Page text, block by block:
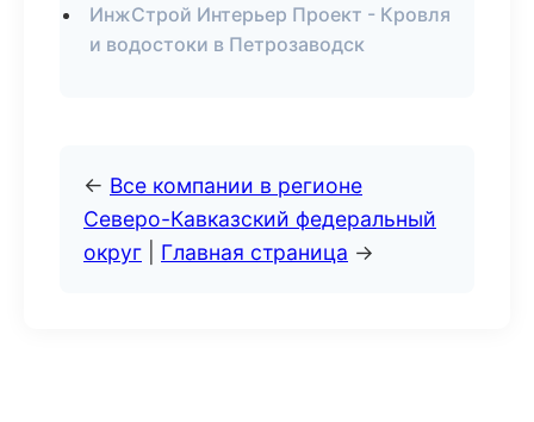
ИнжСтрой Интерьер Проект - Кровля
и водостоки в Петрозаводск
← Все компании в регионе
Северо-Кавказский федеральный
округ
Главная страница →